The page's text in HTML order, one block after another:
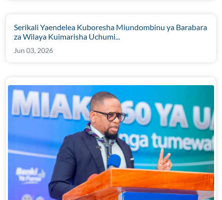
Serikali Yaendelea Kuboresha Miundombinu ya Barabara
za Wilaya Kuimarisha Uchumi...
Jun 03, 2026